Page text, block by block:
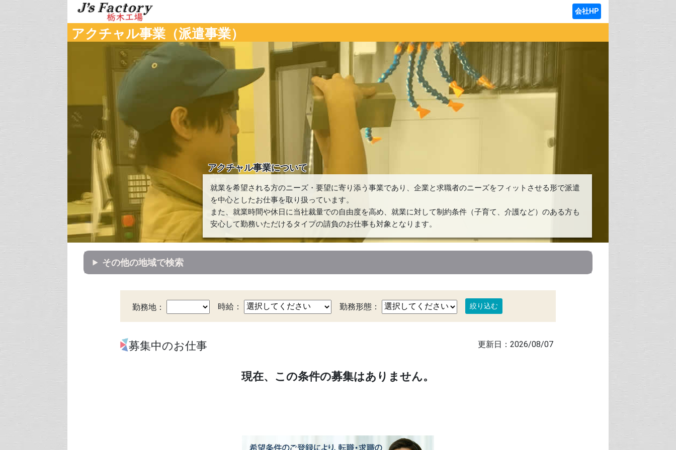
会社HP
アクチャル事業（派遣事業）
アクチャル事業について
就業を希望される方のニーズ・要望に寄り添う事業であり、企業と求職者のニーズをフィットさせる形で派遣
を中心としたお仕事を取り扱っています。
また、就業時間や休日に当社裁量での自由度を高め、就業に対して制約条件（子育て、介護など）のある方も
安心して勤務いただけるタイプの請負のお仕事も対象となります。
その他の地域で検索
勤務地： 時給： 勤務形態：
募集中のお仕事 2026/08/07
現在、この条件の募集はありません。